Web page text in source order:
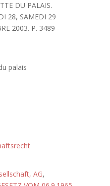
DU PALAIS.
28, SAMEDI 29
2003. P. 3489 -
palais
AG,